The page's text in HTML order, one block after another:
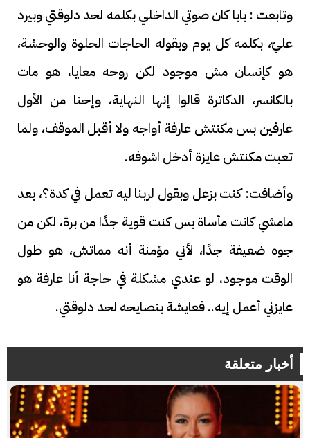
وتابعت : بابا كان صوتي الداخلي بكلمه لحد دلوقتي وبيرد
عليّ، بكلمه كل يوم وبقوله الحاجات الحلوة والوحشة،
هو كإنسان مش موجود لكن روحه معايا، هو مات
بالكانسر، الدكاترة قالوا إنها النهاية، وإحنا من الأول
عارفين بس مكنتش عارفة أواجه ولا أقبل الموقف، ولما
تعبت مكنتش عايزة أدخل اشوفه.
وأضافت: كنت بزعل وبقول لربنا ليه تعمل في كدة؟، بعد
مامشي كانت مأساة بس كنت قوية جدًا من برة، لكن من
جوه ضعيفة جدًا، لأني مؤمنة أنه مماتش، هو طول
الوقت موجود، لو عندي مشكلة في حاجة أنا عارفة هو
عايزني أعمل إيه.. فعايشة بنصايحه لحد دلوقتي.
أخبار متعلقة